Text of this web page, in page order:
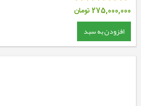
275,000,000تومان
افزودن به سبد